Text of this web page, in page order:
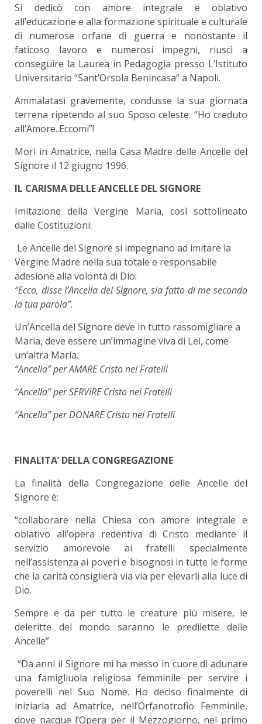
Si dedicò con amore integrale e oblativo
all’educazione e alla formazione spirituale e culturale
di numerose orfane di guerra e nonostante il
faticoso lavoro e numerosi impegni, riuscì a
conseguire la Laurea in Pedagogia presso L’Istituto
Universitario “Sant’Orsola Benincasa” a Napoli.
Ammalatasi gravemente, condusse la sua giornata
terrena ripetendo al suo Sposo celeste: “Ho creduto
all’Amore..Eccomi”!
Morì in Amatrice, nella Casa Madre delle Ancelle del
Signore il 12 giugno 1996.
IL CARISMA DELLE ANCELLE DEL SIGNORE
Imitazione della Vergine Maria, così sottolineato
dalle Costituzioni:
Le Ancelle del Signore si impegnano ad imitare la
Vergine Madre nella sua totale e responsabile
adesione alla volontà di Dio:
“Ecco, disse l’Ancella del Signore, sia fatto di me secondo
la tua parola”.
Un’Ancella del Signore deve in tutto rassomigliare a
Maria, deve essere un’immagine viva di Lei, come
un’altra Maria.
“Ancella” per AMARE Cristo nei Fratelli
“Ancella” per SERVIRE Cristo nei Fratelli
“Ancella” per DONARE Cristo nei Fratelli
FINALITA’ DELLA CONGREGAZIONE
La finalità della Congregazione delle Ancelle del
Signore è:
“collaborare nella Chiesa con amore integrale e
oblativo all’opera redentiva di Cristo mediante il
servizio amorevole ai fratelli specialmente
nell’assistenza ai poveri e bisognosi in tutte le forme
che la carità consiglierà via via per elevarli alla luce di
Dio.
Sempre e da per tutto le creature più misere, le
deleritte del mondo saranno le predilette delle
Ancelle”
“Da anni il Signore mi ha messo in cuore di adunare
una famigliuola religiosa femminile per servire i
poverelli nel Suo Nome. Ho deciso finalmente di
iniziarla ad Amatrice, nell’Orfanotrofio Femminile,
dove nacque l’Opera per il Mezzogiorno, nel primo